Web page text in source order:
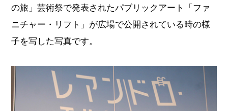
の旅」芸術祭で発表されたパブリックアート「ファ
ニチャー・リフト」が広場で公開されている時の様
子を写した写真です。